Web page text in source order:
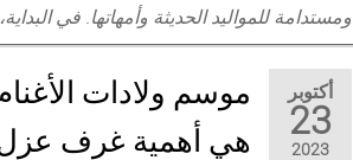
ومستدامة للمواليد الحديثة وأمهاتها. في
أكتوبر
23
2023
موسم ولادات
هي أهمية غرف عزل